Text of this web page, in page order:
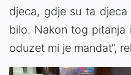
djeca, gdje su ta djeca
bilo. Nakon tog pitanja
oduzet mi je mandat“,